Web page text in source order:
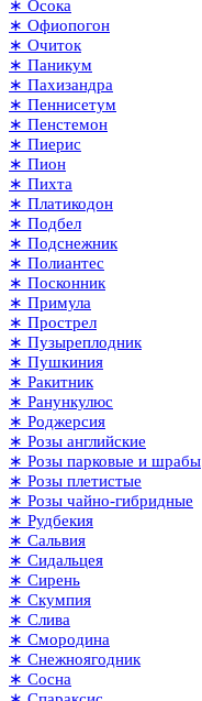
∗ Осока
∗ Офиопогон
∗ Очиток
∗ Паникум
∗ Пахизандра
∗ Пеннисетум
∗ Пенстемон
∗ Пиерис
∗ Пион
∗ Пихта
∗ Платикодон
∗ Подбел
∗ Подснежник
∗ Полиантес
∗ Посконник
∗ Примула
∗ Прострел
∗ Пузыреплодник
∗ Пушкиния
∗ Ракитник
∗ Ранункулюс
∗ Роджерсия
∗ Розы английские
∗ Розы парковые и шрабы
∗ Розы плетистые
∗ Розы чайно-гибридные
∗ Рудбекия
∗ Сальвия
∗ Сидальцея
∗ Сирень
∗ Скумпия
∗ Слива
∗ Смородина
∗ Снежноягодник
∗ Сосна